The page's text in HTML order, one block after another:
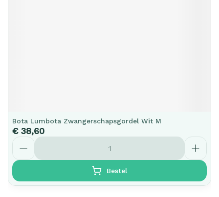
Bota Lumbota Zwangerschapsgordel Wit M
€ 38,60
Aantal
Bestel